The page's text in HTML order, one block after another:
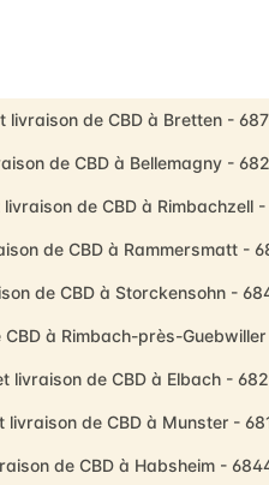
livraison de CBD à Bretten -
de CBD à Bellemagny -
de CBD à Rimbachzell
de CBD à Rammersmatt -
de CBD à Storckensohn -
à Rimbach-près-
livraison de CBD à Elbach -
livraison de CBD à Munster -
de CBD à Habsheim -